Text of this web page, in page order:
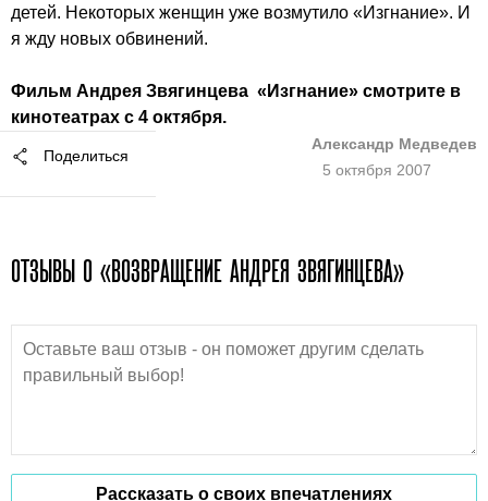
детей. Некоторых женщин уже возмутило «Изгнание». И
я жду новых обвинений.
Фильм Андрея Звягинцева «Изгнание» смотрите в
кинотеатрах с 4 октября.
Поделиться
Александр Медведев
5 октября 2007
ОТЗЫВЫ О «ВОЗВРАЩЕНИЕ АНДРЕЯ ЗВЯГИНЦЕВА»
Рассказать о своих впечатлениях